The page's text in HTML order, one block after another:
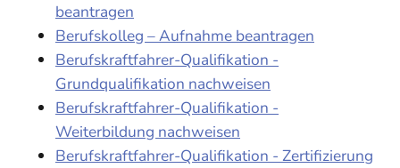
beantragen
Berufskolleg – Aufnahme beantragen
Berufskraftfahrer-Qualifikation -
Grundqualifikation nachweisen
Berufskraftfahrer-Qualifikation -
Weiterbildung nachweisen
Berufskraftfahrer-Qualifikation - Zertifizierung